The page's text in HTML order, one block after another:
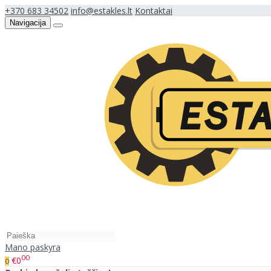
+370 683 34502 info@estakles.lt Kontaktai
Navigacija
Mano paskyra
0 €000